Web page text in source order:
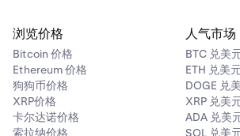
浏览价格
Bitcoin 价格
Ethereum 价格
狗狗币价格
XRP价格
卡尔达诺价格
索拉纳价格
人气市场
BTC 兑美
ETH 兑美
DOGE 兑
XRP 兑美
ADA 兑美
SOL 兑美